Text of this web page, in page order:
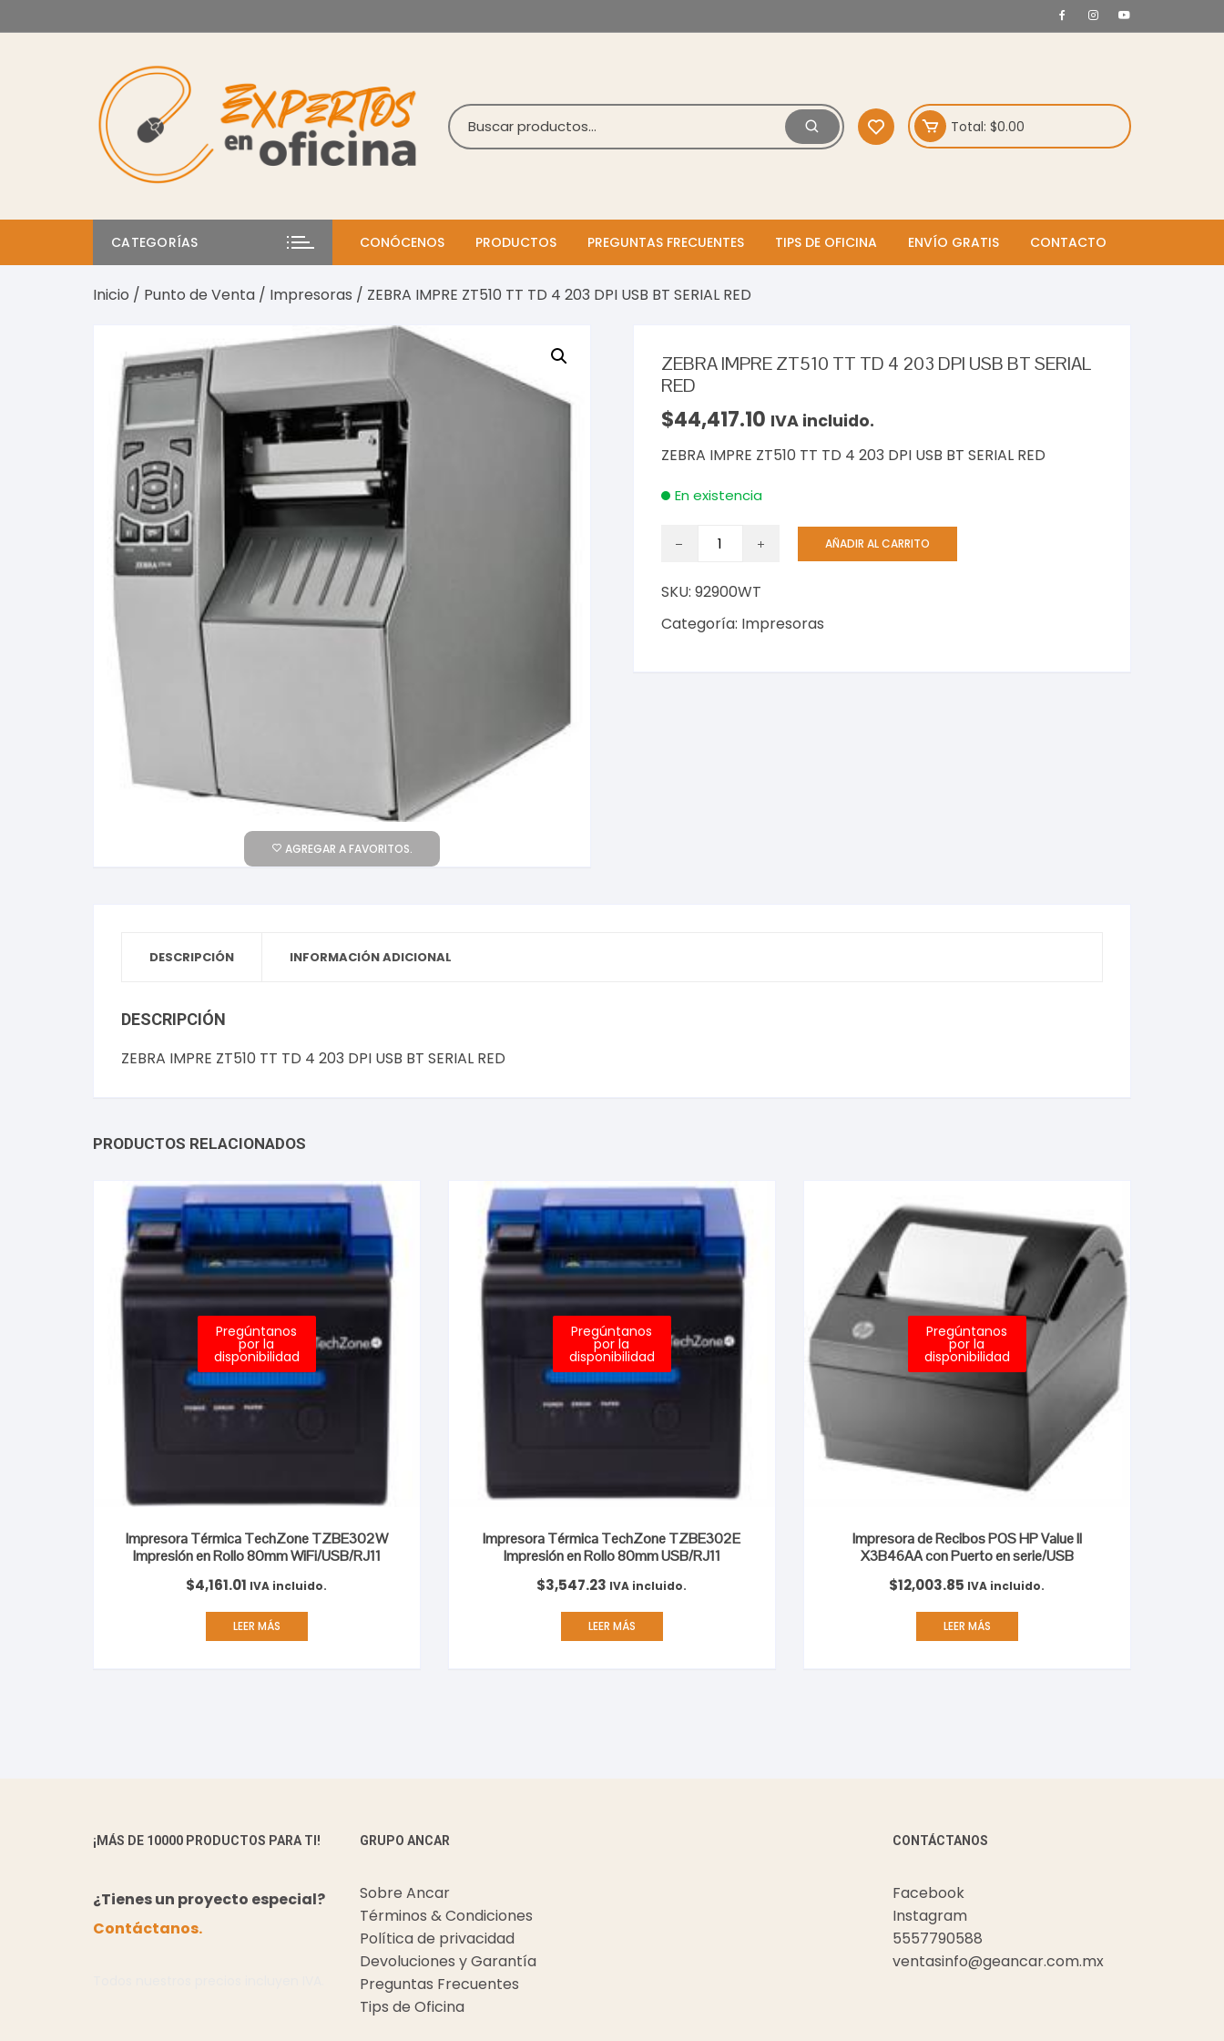
al
Total: $0.00
CATEGORÍAS CONÓCENOS PRODUCTOS PREGUNTAS FRECUENTES TIPS DE OFICINA ENVÍO GRATIS CONTACTO
Inicio / Punto de Venta / Impresoras / ZEBRA IMPRE ZT510 TT TD 4 203 DPI USB BT SERIAL RED
AGREGAR A FAVORITOS.
ZEBRA IMPRE ZT510 TT TD 4 203 DPI USB BT SERIAL
RED
$44,417.10 IVA incluido.
ZEBRA IMPRE ZT510 TT TD 4 203 DPI USB BT SERIAL RED
En existencia
ZEBRA
TT
TD
AÑADIR AL CARRITO
SKU: 92900WT
Categoría: Impresoras
DESCRIPCIÓN INFORMACIÓN ADICIONAL
DESCRIPCIÓN
ZEBRA IMPRE ZT510 TT TD 4 203 DPI USB BT SERIAL RED
PRODUCTOS RELACIONADOS
Pregúntanos
por la
disponibilidad
Impresora Térmica TechZone TZBE302W
Impresión en Rollo 80mm WiFi/USB/RJ11
$4,161.01 IVA incluido.
LEER MÁS
Pregúntanos
por la
disponibilidad
Impresora Térmica TechZone TZBE302E
Impresión en Rollo 80mm USB/RJ11
$3,547.23 IVA incluido.
LEER MÁS
Pregúntanos
por la
disponibilidad
Impresora de Recibos POS HP Value II
X3B46AA con Puerto en serie/USB
$12,003.85 IVA incluido.
LEER MÁS
¡MÁS DE 10000 PRODUCTOS PARA TI!
¿Tienes un proyecto especial?
Contáctanos.
GRUPO ANCAR
Sobre Ancar
Términos & Condiciones
Política de privacidad
Devoluciones y Garantía
Preguntas Frecuentes
Tips de Oficina
CONTÁCTANOS
Facebook
Instagram
5557790588
ventasinfo@geancar.com.mx